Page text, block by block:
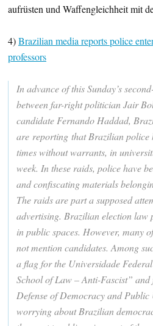
aufrüsten und Waffengleichheit mit
4)Brazilian media reports police
professors
In advance of this Sunday’s
between far-right politician Jair
candidate Fernando Haddad,
are reporting that Brazilian police
times without warrants, in
week. In these raids, police have
and confiscating materials
The raids are part a supposed
advertising. Brazilian election
in public spaces. However, many
not mention candidates. Among
a flag for the Universidade
School of Law – Anti-Fascist”
Defense of Democracy and
worrying about Brazilian